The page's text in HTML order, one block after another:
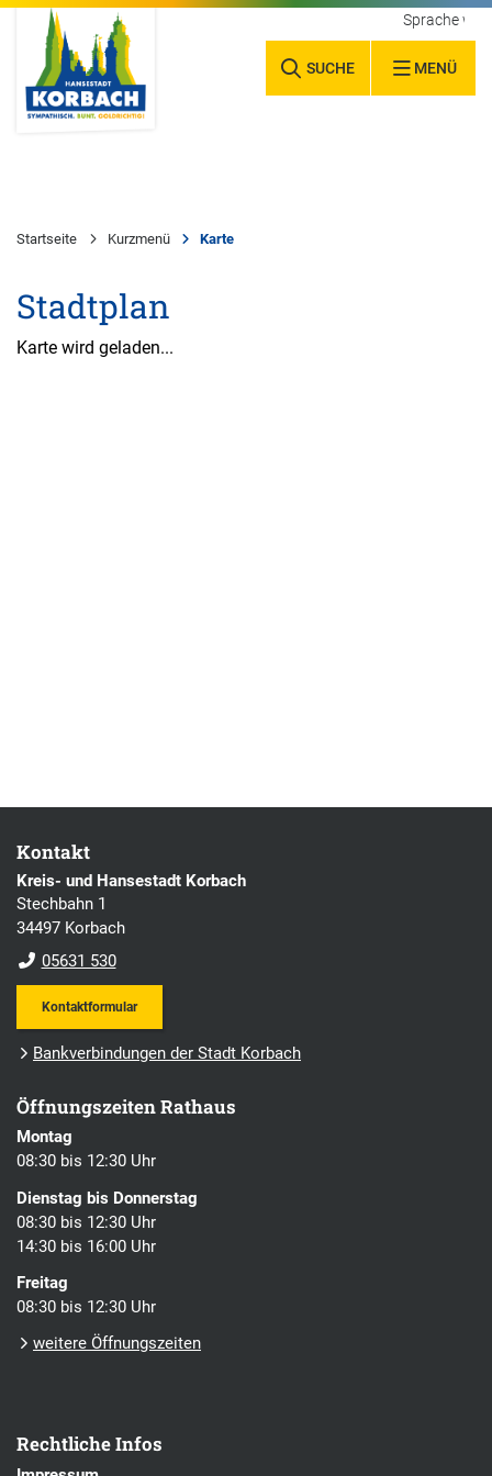
SUCHE MENÜ
Sprache
Startseite Kurzmenü Karte
Stadtplan
Karte wird geladen...
Kontakt
Kreis- und Hansestadt Korbach
Stechbahn 1
34497 Korbach
05631 530
Kontaktformular
Bankverbindungen der Stadt Korbach
Öffnungszeiten Rathaus
Montag
08:30 bis 12:30 Uhr
Dienstag bis Donnerstag
08:30 bis 12:30 Uhr
14:30 bis 16:00 Uhr
Freitag
08:30 bis 12:30 Uhr
weitere Öffnungszeiten
Rechtliche Infos